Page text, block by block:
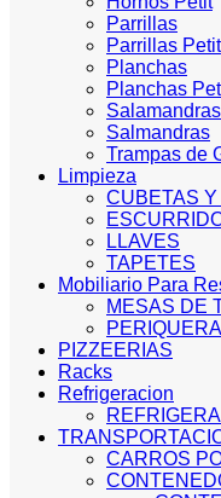
Parrillas
Parrillas Petit
Planchas
Planchas
Salmandras
Trampas de
Limpieza
CUBETAS
LLAVES
TAPETES
Mobiliario Para
MESAS DE
PIZZEERIAS
Racks
Refrigeracion
CARROS